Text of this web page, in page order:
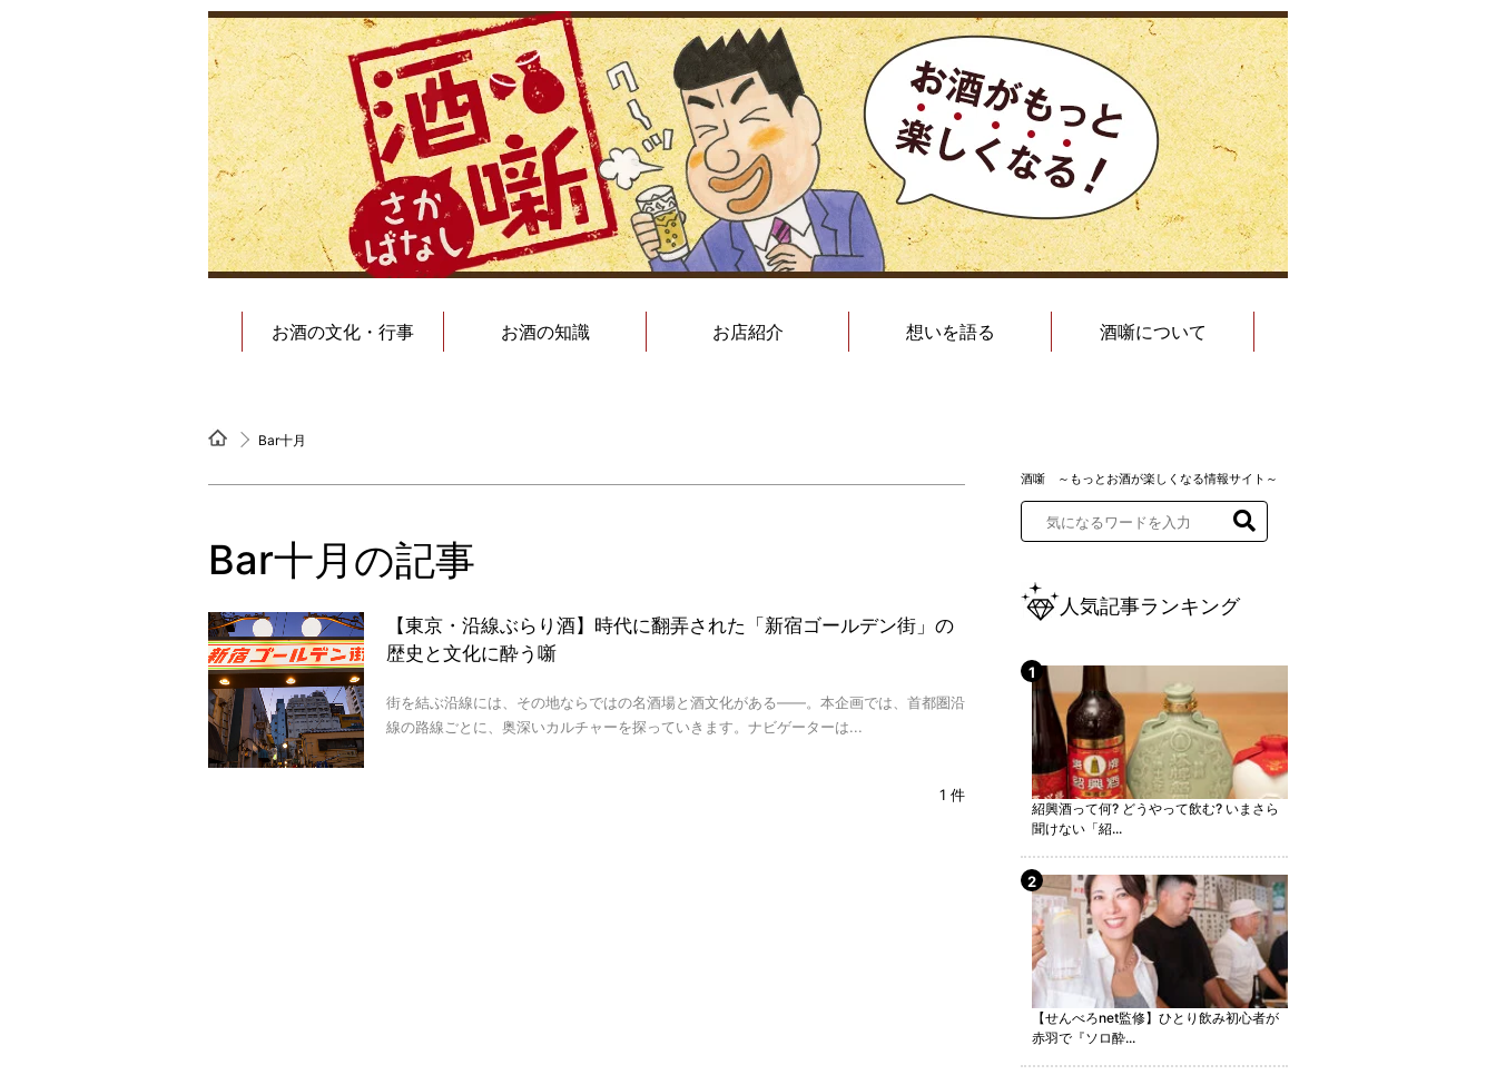
お酒の文化・行事 お酒の知識 お店紹介 想いを語る 酒噺について
Bar十月
Bar十月の記事
【東京・沿線ぶらり酒】時代に翻弄された「新宿ゴールデン街」の
歴史と文化に酔う噺
街を結ぶ沿線には、その地ならではの名酒場と酒文化がある――。本企画では、首都圏沿
線の路線ごとに、奥深いカルチャーを探っていきます。ナビゲーターは...
1 件
酒噺 ～もっとお酒が楽しくなる情報サイト～
人気記事ランキング
紹興酒って何? どうやって飲む? いまさら
聞けない「紹...
【せんべろnet監修】ひとり飲み初心者が
赤羽で『ソロ酔...